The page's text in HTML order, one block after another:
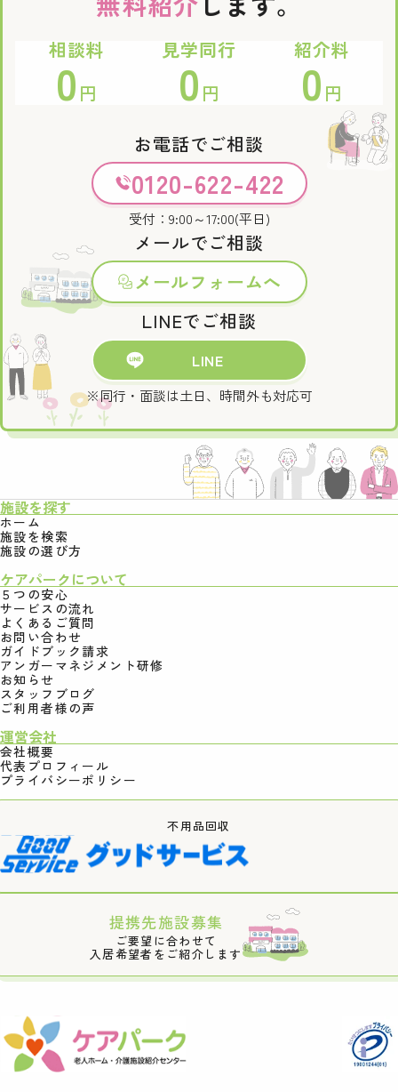
相談料
0 円
見学同行
0 円
紹介料
0 円
お電話でご相談
0120-622-422
受付：9:00～17:00(平日)
メールでご相談
メールフォームへ
LINEでご相談
LINE
※同行・面談は土日、時間外も対応可
施設を探す
ホーム
施設を検索
施設の選び方
ケアパークについて
５つの安心
サービスの流れ
よくあるご質問
お問い合わせ
ガイドブック請求
アンガーマネジメント研修
お知らせ
スタッフブログ
ご利用者様の声
運営会社
会社概要
代表プロフィール
プライバシーポリシー
不用品回収
提携先施設募集
ご要望に合わせて
入居希望者をご紹介します